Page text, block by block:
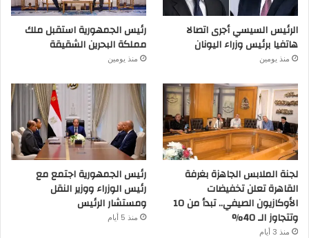
الرئيس السيسي أجرى اتصالا
هاتفيا برئيس وزراء اليونان
منذ يومين
رئيس الجمهورية استقبل ملك
مملكة البحرين الشقيقة
منذ يومين
لجنة الملابس الجاهزة بغرفة
القاهرة تعلن تخفيضات
الأوكازيون الصيفي.. تبدأ من 10
وتتجاوز الـ 40%
منذ 3 أيام
رئيس الجمهورية اجتمع مع
رئيس الوزراء ووزير النقل
ومستشار الرئيس
منذ 5 أيام